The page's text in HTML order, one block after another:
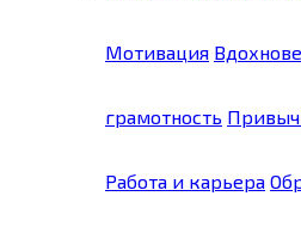
Мотивация
грамотность
Работа и карьера